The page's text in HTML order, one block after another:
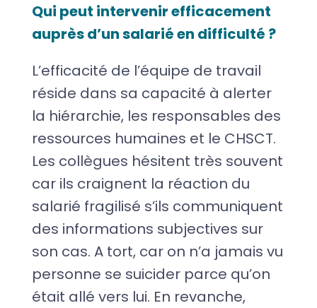
Qui peut intervenir efficacement
auprès d’un salarié en difficulté ?
L’efficacité de l’équipe de travail
réside dans sa capacité à alerter
la hiérarchie, les responsables des
ressources humaines et le CHSCT.
Les collègues hésitent très souvent
car ils craignent la réaction du
salarié fragilisé s’ils communiquent
des informations subjectives sur
son cas. A tort, car on n’a jamais vu
personne se suicider parce qu’on
était allé vers lui. En revanche,